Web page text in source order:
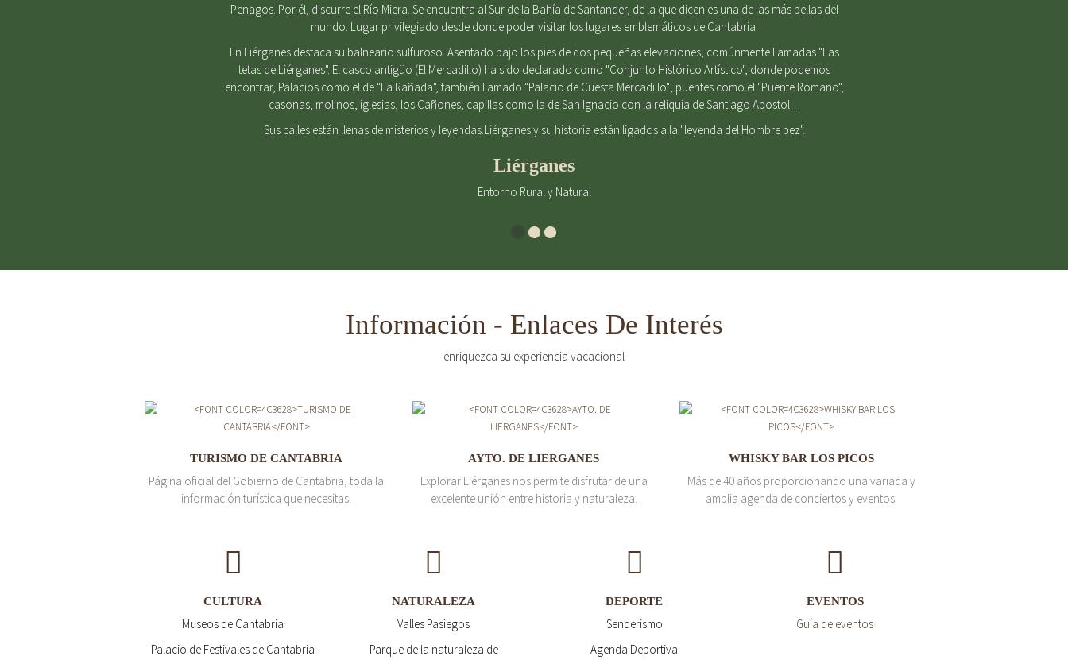
Penagos. Por él, discurre el Río Miera. Se encuentra al Sur de la Bahía de Santander, de la que dicen es una de las más bellas del
mundo. Lugar privilegiado desde donde poder visitar los lugares emblemáticos de Cantabria.
En Liérganes destaca su balneario sulfuroso. Asentado bajo los pies de dos pequeñas elevaciones, comúnmente llamadas "Las
tetas de Liérganes". El casco antigüo (El Mercadillo) ha sido declarado como "Conjunto Histórico Artístico", donde podemos
encontrar, Palacios como el de "La Rañada", también llamado "Palacio de Cuesta Mercadillo"; puentes como el "Puente Romano",
casonas, molinos, iglesias, los Cañones, capillas como la de San Ignacio con la reliquia de Santiago Apostol…
Sus calles están llenas de misterios y leyendas.Liérganes y su historia están ligados a la "leyenda del Hombre pez".
Liérganes
Entorno Rural y Natural
Información - Enlaces De Interés
enriquezca su experiencia vacacional
TURISMO DE CANTABRIA
Página oficial del Gobierno de Cantabria, toda la
información turística que necesitas.
AYTO. DE LIERGANES
Explorar Liérganes nos permite disfrutar de una
excelente unión entre historia y naturaleza.
WHISKY BAR LOS PICOS
Más de 40 años proporcionando una variada y
amplia agenda de conciertos y eventos.
CULTURA
Museos de Cantabria
Palacio de Festivales de Cantabria
NATURALEZA
Valles Pasiegos
Parque de la naturaleza de
DEPORTE
Senderismo
Agenda Deportiva
EVENTOS
Guía de eventos